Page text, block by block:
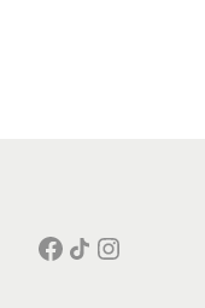
Facebook Icône de partage Instagram